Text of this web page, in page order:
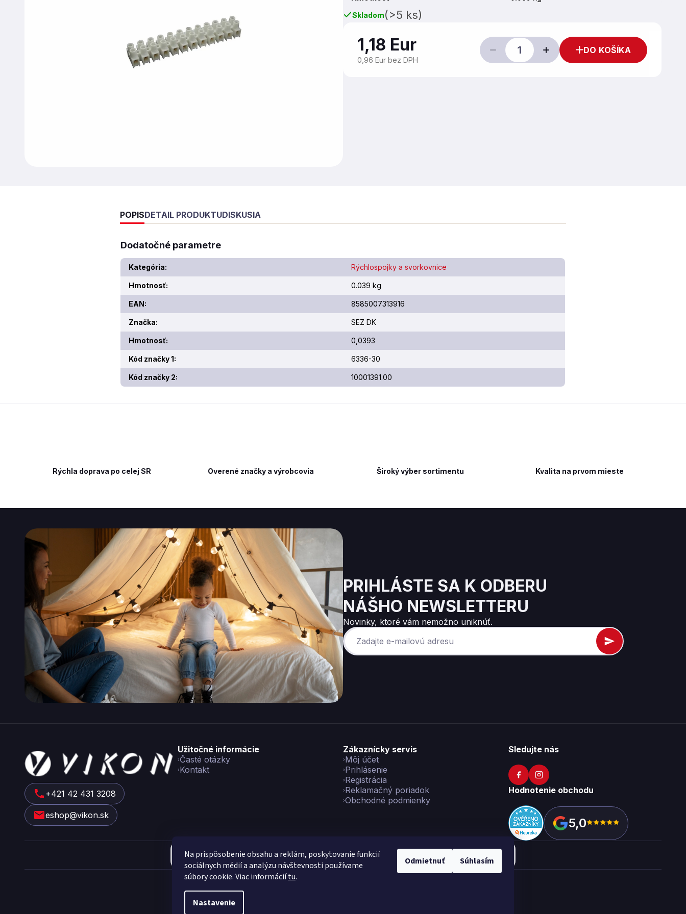
Na prispôsobenie obsahu a reklám, poskytovanie funkcií
sociálnych médií a analýzu návštevnosti používame
súbory cookie. Viac informáciítu.
Nastavenie
Odmietnuť Súhlasím
Skladom(>5 ks)
1,18 Eur
0,96 Eur bez DPH
DO KOŠÍKA
POPISDETAIL PRODUKTUDISKUSIA
Dodatočné parametre
Kategória: Rýchlospojky a svorkovnice
Hmotnosť: 0.039 kg
EAN: 8585007313916
Značka: SEZ DK
Hmotnosť: 0,0393
Kód značky 1: 6336-30
Kód značky 2: 10001391.00
Kvalita na prvom mieste
Overené značky a výrobcovia
Rýchla doprava po celej SR Široký výber sortimentu
PRIHLÁSTE SA K ODBERU
NÁŠHO NEWSLETTERU
Novinky, ktoré vám nemožno uniknúť.
+421 42 431 3208
eshop@vikon.sk
Užitočné informácie
Časté otázky
Kontakt
Zákaznícky servis
Môj účet
Prihlásenie
Registrácia
Reklamačný poriadok
Obchodné podmienky
Sledujte nás
Hodnotenie obchodu
5,0
Copyright 2026Vikon. Všetky práva vyhradené. Upraviť nastavenie cookies
á
p
ä
t
e